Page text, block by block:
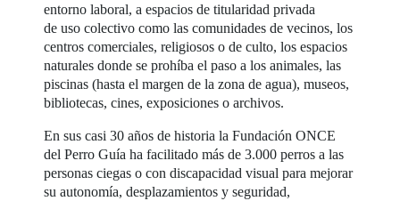
entorno laboral, a espacios de titularidad privada
de uso colectivo como las comunidades de vecinos, los
centros comerciales, religiosos o de culto, los espacios
naturales donde se prohíba el paso a los animales, las
piscinas (hasta el margen de la zona de agua), museos,
bibliotecas, cines, exposiciones o archivos.
En sus casi 30 años de historia la Fundación ONCE
del Perro Guía ha facilitado más de 3.000 perros a las
personas ciegas o con discapacidad visual para mejorar
su autonomía, desplazamientos y seguridad,